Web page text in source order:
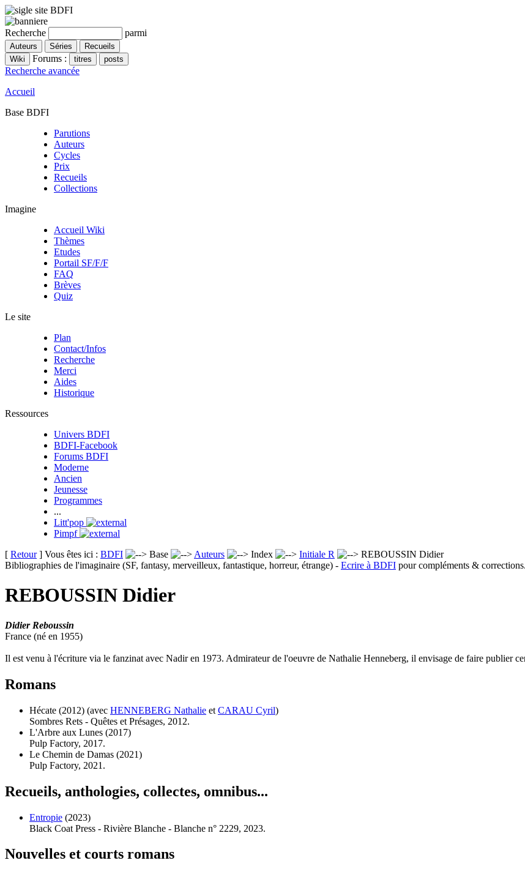
Recherche parmi
Forums :
Recherche avancée
Accueil
Base BDFI
Parutions
Auteurs
Cycles
Prix
Recueils
Collections
Imagine
Accueil Wiki
Thèmes
Etudes
Portail SF/F/F
FAQ
Brèves
Quiz
Le site
Plan
Contact/Infos
Recherche
Merci
Aides
Historique
Ressources
Univers BDFI
BDFI-Facebook
Forums BDFI
Moderne
Ancien
Jeunesse
Programmes
...
Litt'pop
Pimpf
[ Retour] Vous êtes ici : BDFI Base Auteurs Index Initiale R
REBOUSSIN Didier
Bibliographies de l'imaginaire (SF, fantasy, merveilleux, fantastique, horreur, étrange) - Ecrire à BDFI pour compléments & corrections.
REBOUSSIN Didier
Didier Reboussin
France (né en 1955)
Il est venu à l'écriture via le fanzinat avec Nadir en 1973. Admirateur de l'oeuvre de Nathalie Henneberg, il envisage de faire publier
Romans
Hécate (2012) (avec HENNEBERG Nathalie et CARAU Cyril)
Sombres Rets - Quêtes et Présages, 2012.
L'Arbre aux Lunes (2017)
Pulp Factory, 2017.
Le Chemin de Damas (2021)
Pulp Factory, 2021.
Recueils, anthologies, collectes, omnibus...
Entropie (2023)
Black Coat Press - Rivière Blanche - Blanche n° 2229, 2023.
Nouvelles et courts romans